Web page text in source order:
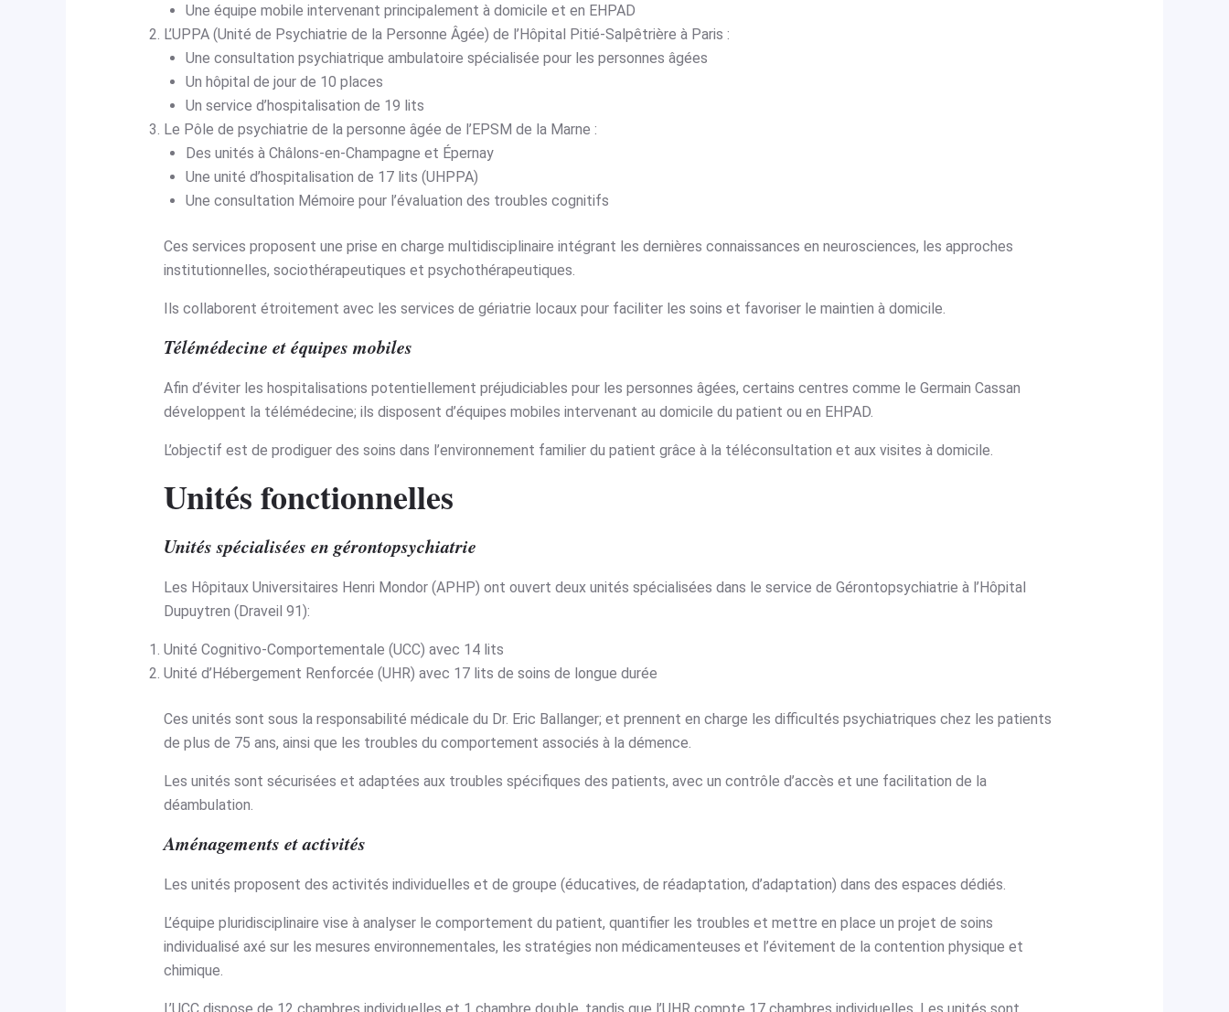
Une équipe mobile intervenant principalement à domicile et en EHPAD
L’UPPA (Unité de Psychiatrie de la Personne Âgée) de l’Hôpital Pitié-Salpêtrière à Paris :
Une consultation psychiatrique ambulatoire spécialisée pour les personnes âgées
Un hôpital de jour de 10 places
Un service d’hospitalisation de 19 lits
Le Pôle de psychiatrie de la personne âgée de l’EPSM de la Marne :
Des unités à Châlons-en-Champagne et Épernay
Une unité d’hospitalisation de 17 lits (UHPPA)
Une consultation Mémoire pour l’évaluation des troubles cognitifs
Ces services proposent une prise en charge multidisciplinaire intégrant les dernières connaissances en neurosciences, les approches
institutionnelles, sociothérapeutiques et psychothérapeutiques.
Ils collaborent étroitement avec les services de gériatrie locaux pour faciliter les soins et favoriser le maintien à domicile.
Télémédecine et équipes mobiles
Afin d’éviter les hospitalisations potentiellement préjudiciables pour les personnes âgées, certains centres comme le Germain Cassan
développent la télémédecine; ils disposent d’équipes mobiles intervenant au domicile du patient ou en EHPAD.
L’objectif est de prodiguer des soins dans l’environnement familier du patient grâce à la téléconsultation et aux visites à domicile.
Unités fonctionnelles
Unités spécialisées en gérontopsychiatrie
Les Hôpitaux Universitaires Henri Mondor (APHP) ont ouvert deux unités spécialisées dans le service de Gérontopsychiatrie à l’Hôpital
Dupuytren (Draveil 91):
Unité Cognitivo-Comportementale (UCC) avec 14 lits
Unité d’Hébergement Renforcée (UHR) avec 17 lits de soins de longue durée
Ces unités sont sous la responsabilité médicale du Dr. Eric Ballanger; et prennent en charge les difficultés psychiatriques chez les patients
de plus de 75 ans, ainsi que les troubles du comportement associés à la démence.
Les unités sont sécurisées et adaptées aux troubles spécifiques des patients, avec un contrôle d’accès et une facilitation de la
déambulation.
Aménagements et activités
Les unités proposent des activités individuelles et de groupe (éducatives, de réadaptation, d’adaptation) dans des espaces dédiés.
L’équipe pluridisciplinaire vise à analyser le comportement du patient, quantifier les troubles et mettre en place un projet de soins
individualisé axé sur les mesures environnementales, les stratégies non médicamenteuses et l’évitement de la contention physique et
chimique.
L’UCC dispose de 12 chambres individuelles et 1 chambre double, tandis que l’UHR compte 17 chambres individuelles. Les unités sont